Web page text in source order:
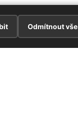
Odmítnout vše